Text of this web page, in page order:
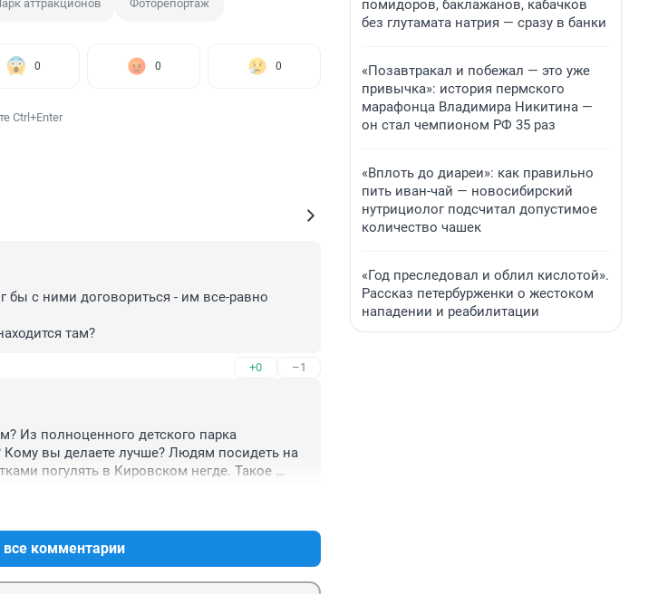
аттракционов Фоторепортаж
0 0 0
Ctrl+Enter
бы с ними договориться - им все-равно
там?
+0 –1
Из полноценного детского парка
Кому вы делаете лучше? Людям посидеть на
погулять в Кировском негде. Такое
все комментарии
помидоров, баклажанов, кабачков
без глутамата натрия — сразу в банки
«Позавтракал и побежал — это уже
привычка»: история пермского
марафонца Владимира Никитина —
он стал чемпионом РФ 35 раз
«Вплоть до диареи»: как правильно
пить иван-чай — новосибирский
нутрициолог подсчитал допустимое
количество чашек
«Год преследовал и облил кислотой».
Рассказ петербурженки о жестоком
нападении и реабилитации